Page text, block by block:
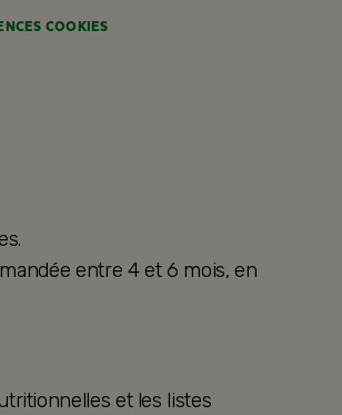
COOKIES
entre 4 et 6 mois, en
et les listes